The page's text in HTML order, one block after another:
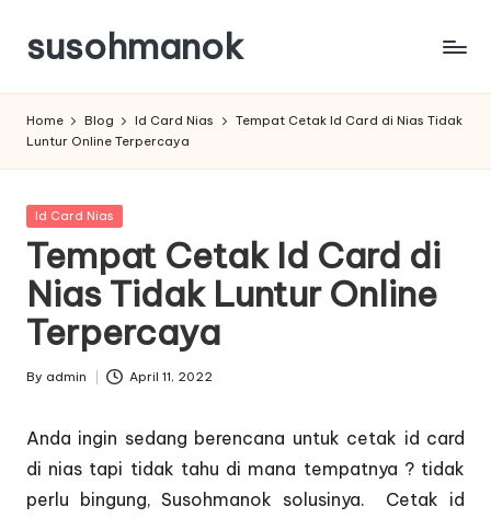
Skip
content
susohmanok
Home Blog Id Card Nias
Tempat Cetak Id Card di Nias Tidak
Luntur Online Terpercaya
Posted
Id Card Nias
Tempat Cetak Id Card di
Nias Tidak Luntur Online
Terpercaya
Posted
By admin April 11, 2022
Anda ingin sedang berencana untuk cetak id card
di nias tapi tidak tahu di mana tempatnya ? tidak
perlu bingung, Susohmanok solusinya. Cetak id